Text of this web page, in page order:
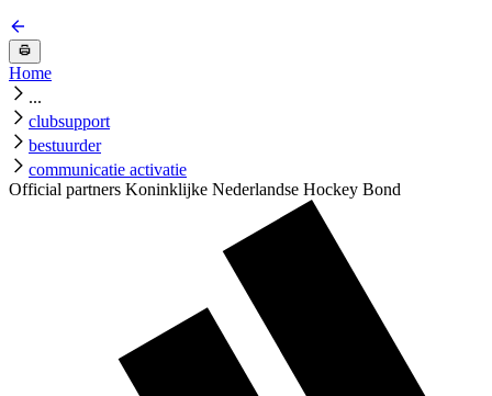
Home
...
clubsupport
bestuurder
communicatie activatie
Official partners Koninklijke Nederlandse Hockey Bond